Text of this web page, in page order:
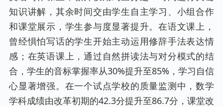
知识讲解，其余时间交由学生自主学习、小组合作
和课堂展示，学生参与度显著提升。在语文课上，
曾经惧怕写话的学生开始主动运用修辞手法表达情
感；在英语课上，通过自然拼读法与对分模式的结
合，学生的音标掌握率从30%提升至85%，学习自信
心显著增强。在一个试点学校的质量监测中，数学
学科成绩由改革初期的42.3分提升至86.7分，课堂改